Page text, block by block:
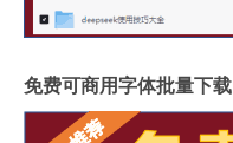
免费可商用字体批量下载